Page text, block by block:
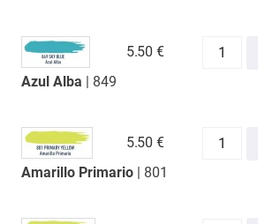
Azul Alba | 849
5.50 €
Amarillo Primario| 801
5.50 €